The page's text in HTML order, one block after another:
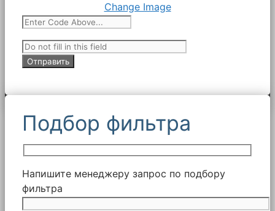
Change Image
Подбор фильтра
Напишите менеджеру запрос по подбору
фильтра